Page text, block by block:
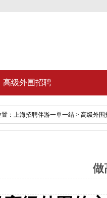
高级外围招聘
： 上海招聘伴游一单一结 > 高级外围
做